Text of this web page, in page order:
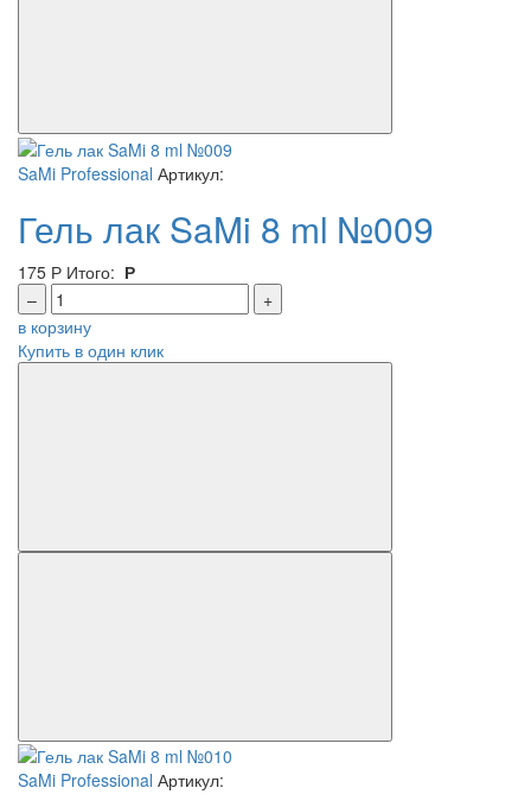
SaMi Professional Артикул:
Гель лак SaMi 8 ml №009
175 Р Итого: Р
–
+
в корзину
Купить в один клик
SaMi Professional Артикул: